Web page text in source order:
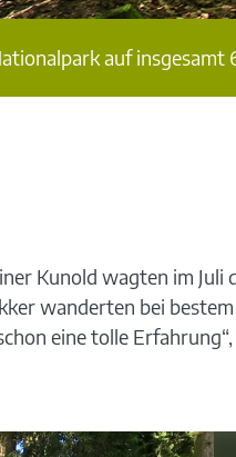
auf insgesamt
Kunold wagten im Juli
wanderten bei
eine tolle